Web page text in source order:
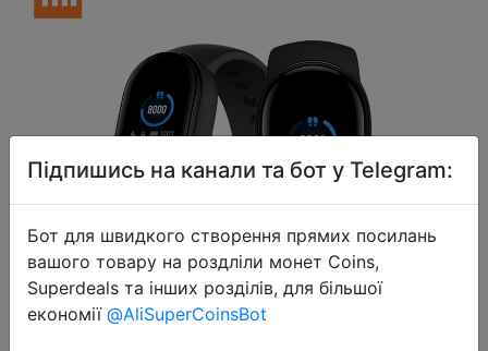
Підпишись на канали та бот у Telegram:
Бот для швидкого створення прямих посилань
вашого товару на роздліли монет Coins,
Superdeals та інших розділів, для більшої
економії @AliSuperCoinsBot